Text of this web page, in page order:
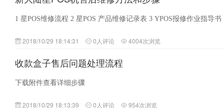
1 星POS维修流程 2 星POS 产品维修记录表 3 YPOS报修作业指导书
2018/10/29 18:14:31 0人评论 4004次浏览
收款盒子售后问题处理流程
下载附件查看详细步骤
2018/10/29 18:13:39 0人评论 954次浏览